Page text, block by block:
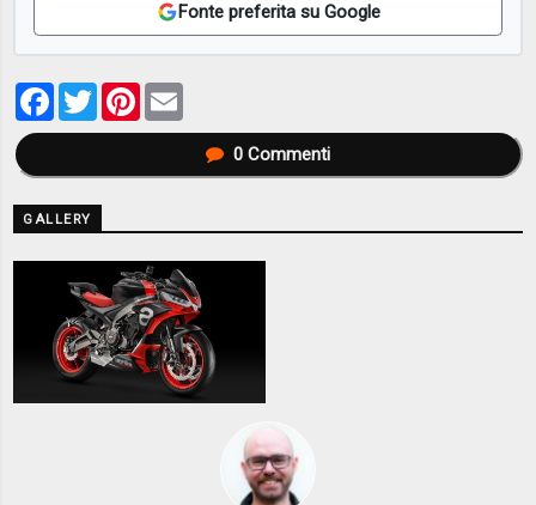
Fonte preferita su Google
Facebook
TwitterPinterest
0Commenti
GALLERY